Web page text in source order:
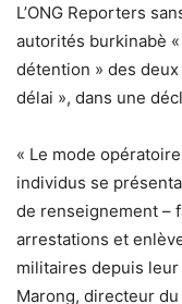
L’ONG Reporters
autorités burkinabè
détention » des
délai », dans une
« Le mode
individus se
de renseignement –
arrestations et
militaires depuis
Marong, directeur